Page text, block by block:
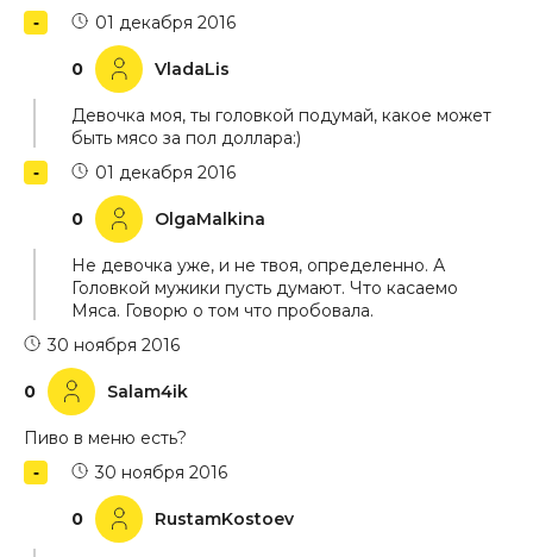
0 VladaLis
01 декабря 2016
Девочка моя, ты головкой подумай, какое может
быть мясо за пол доллара:)
0 OlgaMalkina
01 декабря 2016
Не девочка уже, и не твоя, определенно. А
Головкой мужики пусть думают. Что касаемо
Мяса. Говорю о том что пробовала.
0 Salam4ik
30 ноября 2016
Пиво в меню есть?
0 RustamKostoev
30 ноября 2016